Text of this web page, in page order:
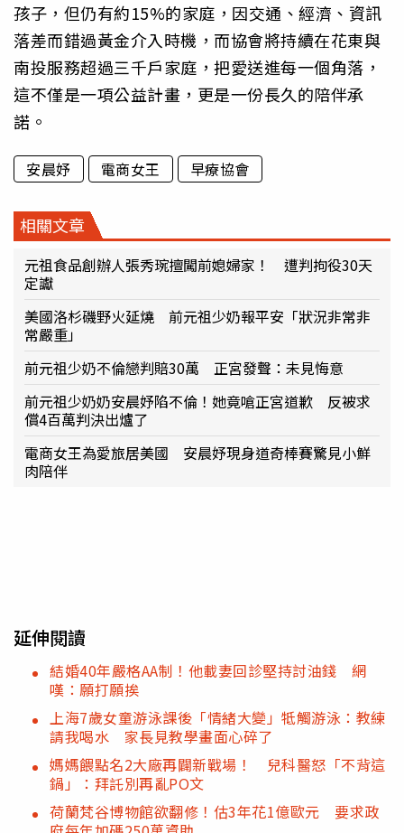
孩子，但仍有約15%的家庭，因交通、經濟、資訊
落差而錯過黃金介入時機，而協會將持續在花東與
南投服務超過三千戶家庭，把愛送進每一個角落，
這不僅是一項公益計畫，更是一份長久的陪伴承
諾。
安晨妤 電商女王 早療協會
相關文章
元祖食品創辦人張秀琬擅闖前媳婦家！ 遭判拘役30天
定讞
美國洛杉磯野火延燒 前元祖少奶報平安「狀況非常非
常嚴重」
前元祖少奶不倫戀判賠30萬 正宮發聲：未見悔意
前元祖少奶奶安晨妤陷不倫！她竟嗆正宮道歉 反被求
償4百萬判決出爐了
電商女王為愛旅居美國 安晨妤現身道奇棒賽驚見小鮮
肉陪伴
延伸閱讀
結婚40年嚴格AA制！他載妻回診堅持討油錢 網
嘆：願打願挨
上海7歲女童游泳課後「情緒大變」牴觸游泳：教練
請我喝水 家長見教學畫面心碎了
媽媽餵點名2大廠再闢新戰場！ 兒科醫怒「不背這
鍋」：拜託別再亂PO文
荷蘭梵谷博物館欲翻修！估3年花1億歐元 要求政